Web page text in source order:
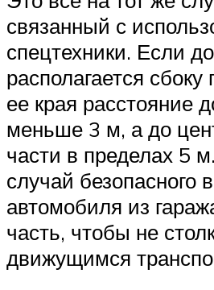
связанный с
спецтехники. Если
располагается сбоку
ее края расстояние
меньше 3 м, а до
части в пределах 5
случай безопасного
автомобиля из
часть, чтобы не
движущимся